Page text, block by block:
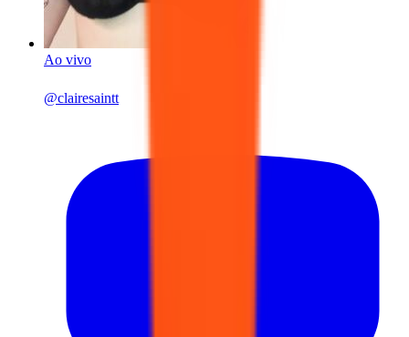
Ao vivo
@clairesaintt